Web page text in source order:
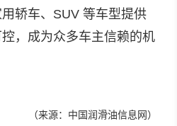
轿车、SUV 等车型提供
，成为众多车主信赖的机
（来源：中国润滑油信息网）